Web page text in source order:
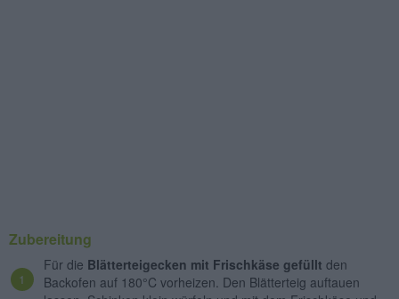
Zubereitung
Für die Blätterteigecken mit Frischkäse gefüllt den
Backofen auf 180°C vorheizen. Den Blätterteig auftauen